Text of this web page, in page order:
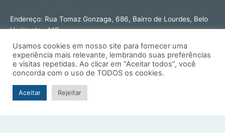
Endereço: Rua Tomaz Gonzaga, 686, Bairro de Lourdes, Belo
Horizonte - MG
Tel: (31) 3274-1566
Contato: ouvidoria@tjmmg.jus.br
Funcionamento: Segunda a Sexta, das 8h às 18h
Usamos cookies em nosso site para fornecer uma
experiência mais relevante, lembrando suas preferências
e visitas repetidas. Ao clicar em “Aceitar todos”, você
concorda com o uso de TODOS os cookies.
Aceitar Rejeitar